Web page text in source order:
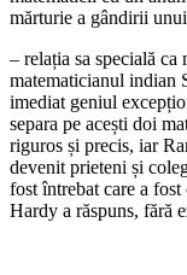
mărturie a gândirii
– relația sa specială
matematicianul indian
imediat geniul
separa pe acești doi
riguros și precis, iar
devenit prieteni și
fost întrebat care a
Hardy a răspuns, fără